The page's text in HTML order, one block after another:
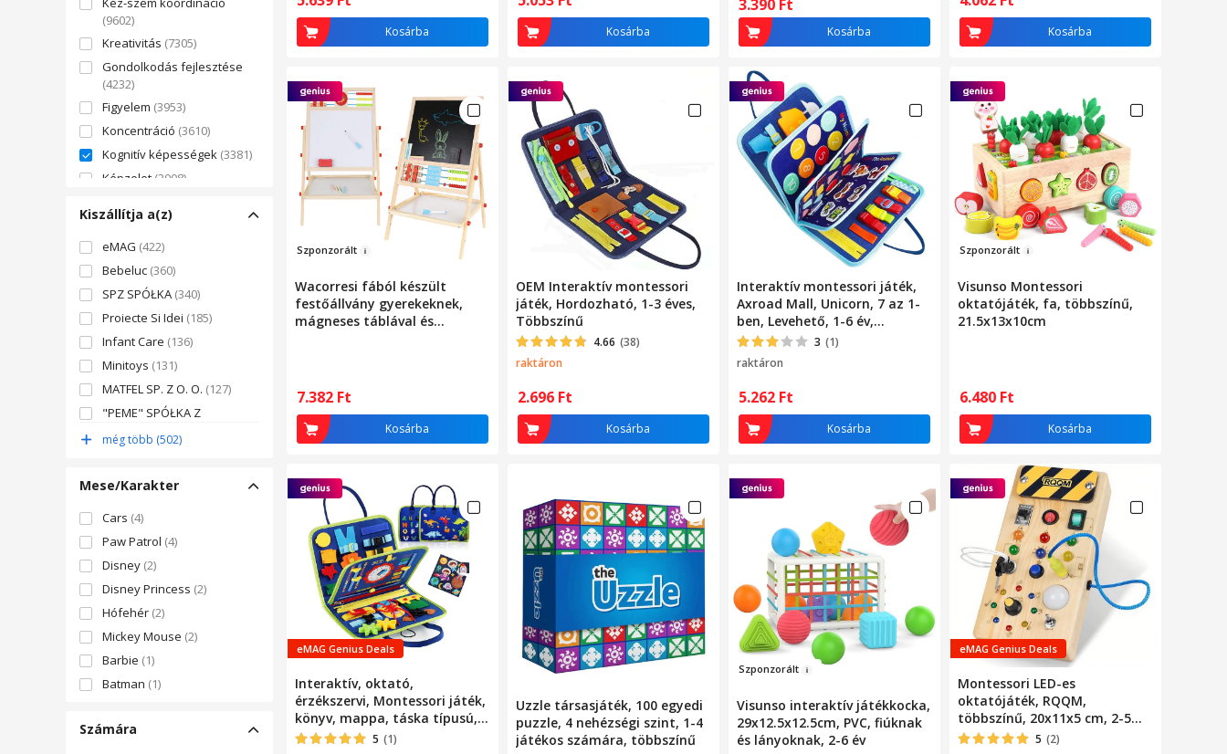
(9602)
Kreativitás (7305)
Gondolkodás fejlesztése
(4232)
Figyelem (3953)
Koncentráció (3610)
Kognitív képességek (3381)
Képzelet (3008)
Intelligencia
Logika(1833)
Memória(1533)
Ügyesség(1453)
Látásérzékelés(1399)
Motorikus funkció
Kognitív képességek
Érzékszervi képességek
(874)
Tapintás
(837)
Közlés(604)
Írás(419)
Egyensúly (367)
Tisztánlátás
Szociális(283)
Koordináció
Olvasás(240)
Tájékozódás
Hallásérzékelés
Kiszállítja a(z)
eMAG (422)
Bebeluc (360)
SPZ SPÓŁKA (340)
Proiecte Si Idei (185)
Infant Care (136)
Minitoys (131)
MATFEL SP. Z O. O. (127)
"PEME" SPÓŁKA Z
ODPOWIEDZIALNOŚCIĄ
STRZELCZYK(110)
Lex Grup
még több (502)
Mese/Karakter
Cars (4)
Paw Patrol (4)
Disney (2)
Disney Princess (2)
Hófehér (2)
Mickey Mouse (2)
Barbie (1)
Batman (1)
Super Mario
Számára
Kosárba Kosárba
3.390 Ft
Kosárba Kosárba
Szponzorált
Wacorresi fából készült
festőállvány gyerekeknek,
mágneses táblával és
korig
7.382 Ft
Kosárba
OEM Interaktív montessori
játék, Hordozható, 1-3 éves,
Többszínű
4.66 (38)
raktáron
2.696 Ft
Kosárba
Interaktív montessori játék,
Axroad Mall, Unicorn, 7 az 1-
ben, Levehető, 1-6 év,
Hordozható, Fejleszti a
képzeletet, a kognitív és
motoros készségeket, Filc,
28x44 cm, Kék
3 (1)
raktáron
5.262 Ft
Kosárba
Szponzorált
Visunso Montessori
oktatójáték, fa, többszínű,
21.5x13x10cm
6.480 Ft
Kosárba
eMAG Genius Deals
Interaktív, oktató,
érzékszervi, Montessori játék,
könyv, mappa, táska típusú,
többféle tevékenységgel,
5 (1)
Uzzle társasjáték, 100 egyedi
puzzle, 4 nehézségi szint, 1-4
játékos számára, többszínű
Szponzorált
Visunso interaktív játékkocka,
29x12.5x12.5cm, PVC, fiúknak
és lányoknak, 2-6 év
eMAG Genius Deals
Montessori LED-es
oktatójáték, RQQM,
többszínű, 20x11x5 cm, 2-5
éves korig
5 (2)